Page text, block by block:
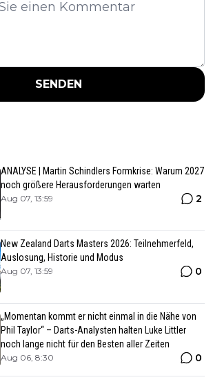
SENDEN
ANALYSE | Martin Schindlers Formkrise: Warum 2027
noch größere Herausforderungen warten
Aug 07, 13:59 2
New Zealand Darts Masters 2026: Teilnehmerfeld,
Auslosung, Historie und Modus
Aug 07, 13:59 0
„Momentan kommt er nicht einmal in die Nähe von
Phil Taylor“ – Darts-Analysten halten Luke Littler
noch lange nicht für den Besten aller Zeiten
Aug 06, 8:30 0